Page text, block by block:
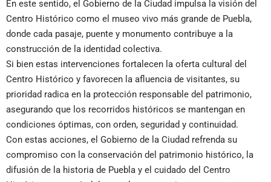
En este sentido, el Gobierno de la Ciudad impulsa la visión del
Centro Histórico como el museo vivo más grande de Puebla,
donde cada pasaje, puente y monumento contribuye a la
construcción de la identidad colectiva.
Si bien estas intervenciones fortalecen la oferta cultural del
Centro Histórico y favorecen la afluencia de visitantes, su
prioridad radica en la protección responsable del patrimonio,
asegurando que los recorridos históricos se mantengan en
condiciones óptimas, con orden, seguridad y continuidad.
Con estas acciones, el Gobierno de la Ciudad refrenda su
compromiso con la conservación del patrimonio histórico, la
difusión de la historia de Puebla y el cuidado del Centro